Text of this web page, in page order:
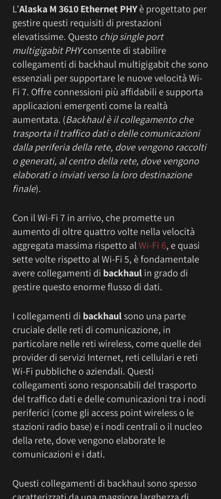
L’Alaska M 3610 Ethernet PHYè progettato per
gestire questi requisiti di prestazioni
elevatissime. Questo chip single port
multigigabit PHYconsente di stabilire
collegamenti di backhaul multigigabit che sono
essenziali per supportare le nuove velocità Wi-
Fi 7. Offre connessioni più affidabili e supporta
applicazioni emergenti come la realtà
aumentata. (Backhaul è il collegamento che
trasporta il traffico dati o delle comunicazioni
dalla periferia della rete, dove vengono raccolti
o generati, al centro della rete, dove vengono
elaborati o inviati verso la loro destinazione
finale).
Con il Wi-Fi 7 in arrivo, che promette un
aumento di oltre quattro volte nella velocità
aggregata massima rispetto alWi-Fi 6, e quasi
sette volte rispetto al Wi-Fi 5, è fondamentale
avere collegamenti di backhaulin grado di
gestire questo enorme flusso di dati.
I collegamenti di backhaulsono una parte
cruciale delle reti di comunicazione, in
particolare nelle reti wireless, come quelle dei
provider di servizi Internet, reti cellulari e reti
Wi-Fi pubbliche o aziendali. Questi
collegamenti sono responsabili del trasporto
del traffico dati e delle comunicazioni tra i nodi
periferici (come gli access point wireless o le
stazioni radio base) e i nodi centrali o il nucleo
della rete, dove vengono elaborate le
comunicazioni e i dati.
Questi collegamenti di backhaul sono spesso